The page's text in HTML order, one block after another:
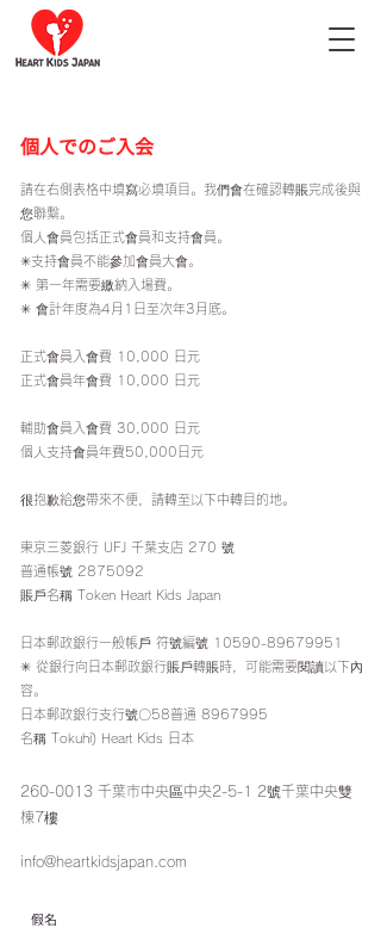
個人でのご入会
請在右側表格中填寫必填項目。我們會在確認轉賬完成後與
您聯繫。
個人會員包括正式會員和支持會員。
✳︎支持會員不能參加會員大會。
✳︎ 第一年需要繳納入場費。
✳︎ 會計年度為4月1日至次年3月底。
正式會員入會費 10,000 日元
正式會員年會費 10,000 日元
輔助會員入會費 30,000 日元
個人支持會員年費50,000日元
很抱歉給您帶來不便，請轉至以下中轉目的地。
東京三菱銀行 UFJ 千葉支店 270 號
普通帳號 2875092
賬戶名稱 Token Heart Kids Japan
日本郵政銀行一般帳戶 符號編號 10590-89679951
✳︎ 從銀行向日本郵政銀行賬戶轉賬時，可能需要閱讀以下內
容。
日本郵政銀行支行號〇58普通 8967995
名稱 Tokuhi) Heart Kids 日本
260-0013 千葉市中央區中央2-5-1 2號千葉中央雙
棟7樓
info@heartkidsjapan.com
假名